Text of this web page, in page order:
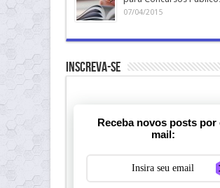
07/04/2015
Inscreva-se
Receba novos posts por
mail: